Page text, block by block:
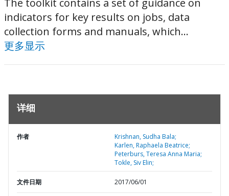
The toolkit contains a set of guidance on
indicators for key results on jobs, data
collection forms and manuals, which...
更多显示
详细
作者
Krishnan, Sudha Bala;
Karlen, Raphaela Beatrice;
Peterburs, Teresa Anna Maria;
Tokle, Siv Elin;
文件日期 2017/06/01